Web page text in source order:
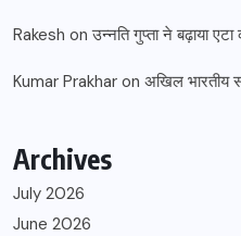
Rakesh onउन्नति गुप्ता ने बढ़ाया एटा
Kumar Prakhar on अखिल भारतीय
Archives
July 2026
June 2026